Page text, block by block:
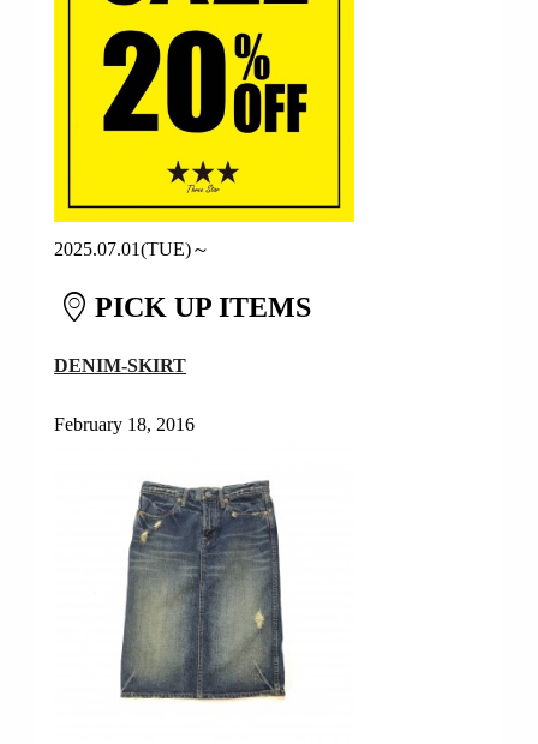
2025.07.01(TUE)～
PICK UP ITEMS
DENIM-SKIRT
February 18, 2016